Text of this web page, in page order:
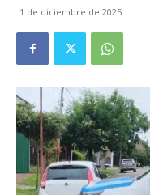
1 de diciembre de 2025